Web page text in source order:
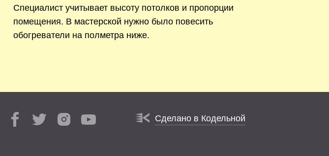
Специалист учитывает высоту потолков и пропорции
помещения. В мастерской нужно было повесить
обогреватели на полметра ниже.
Сделано в Кодельной